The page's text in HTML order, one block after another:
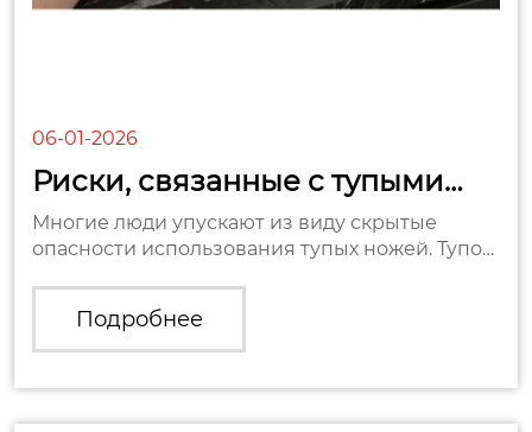
06-01-2026
Риски, связанные с тупыми
ножами, и правильные ...
Многие люди упускают из виду скрытые
опасности использования тупых ножей. Тупое
Подробнее